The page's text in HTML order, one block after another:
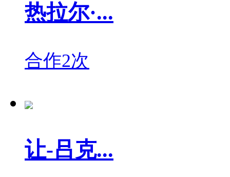
热拉尔·...
合作2次
让-吕克...